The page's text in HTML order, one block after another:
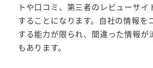
トや口コミ、第三者のレビューサイ
することになります。自社の情報を
する能力が限られ、間違った情報が
もあります。